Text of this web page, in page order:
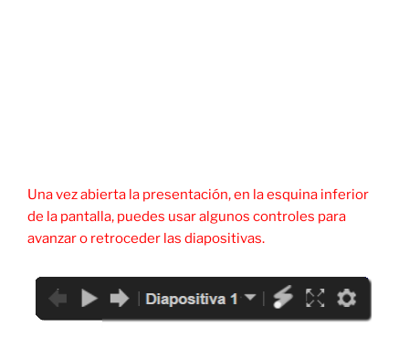
Una vez abierta la presentación, en la esquina inferior
de la pantalla, puedes usar algunos controles para
avanzar o retroceder las diapositivas.